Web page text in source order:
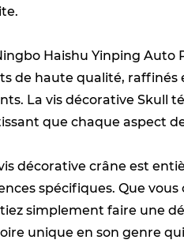
Haishu Yinping Auto
de haute qualité, raffinés
La vis décorative Skull
que chaque aspect
décorative crâne est
spécifiques. Que
simplement faire une
unique en son genre